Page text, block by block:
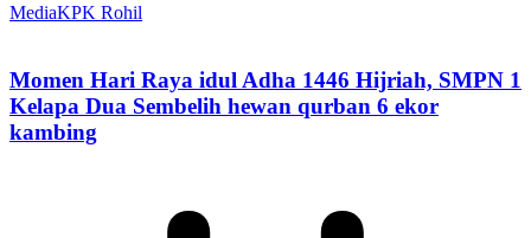
MediaKPK Rohil
Momen Hari Raya idul Adha 1446 Hijriah, SMPN 1
Kelapa Dua Sembelih hewan qurban 6 ekor
kambing